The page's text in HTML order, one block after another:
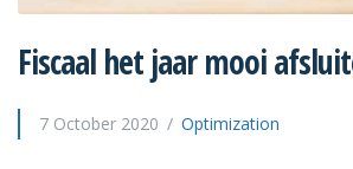
Fiscaal het jaar mooi
7 October 2020 Optimization